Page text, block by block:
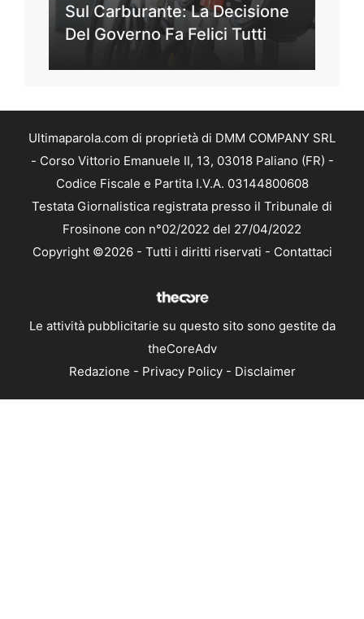
Sul Carburante: La Decisione
Del Governo Fa Felici Tutti
Ultimaparola.com di proprietà di DMM COMPANY SRL
- Corso Vittorio Emanuele II, 13, 03018 Paliano (FR) -
Codice Fiscale e Partita I.V.A. 03144800608
Testata Giornalistica registrata presso il Tribunale di
Frosinone con n°02/2022 del 27/04/2022
Copyright ©2026 - Tutti i diritti riservati - Contattaci
Le attività pubblicitarie su questo sito sono gestite da
theCoreAdv
Redazione - Privacy Policy- Disclaimer